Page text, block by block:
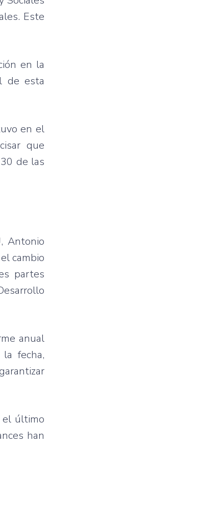
Este
en la
de esta
en el
que
de las
Antonio
cambio
partes
anual
fecha,
el último
han